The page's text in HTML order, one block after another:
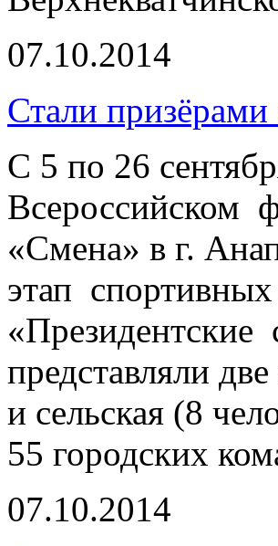
07.10.2014
Стали призёрами
С 5 по 26
Всероссийском
«Смена» в г.
этап
«Президентские
представляли
и сельская (8
55 городских
07.10.2014